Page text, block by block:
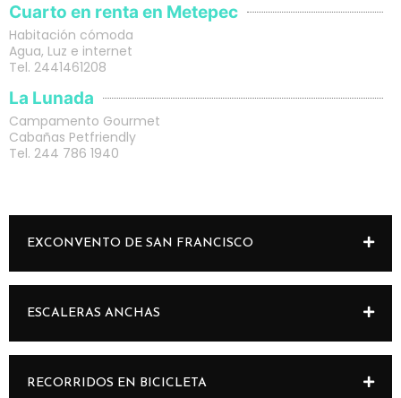
Cuarto en renta en Metepec
Habitación cómoda
Agua, Luz e internet
Tel. 2441461208
La Lunada
Campamento Gourmet
Cabañas Petfriendly
Tel. 244 786 1940
EXCONVENTO DE SAN FRANCISCO
ESCALERAS ANCHAS
RECORRIDOS EN BICICLETA